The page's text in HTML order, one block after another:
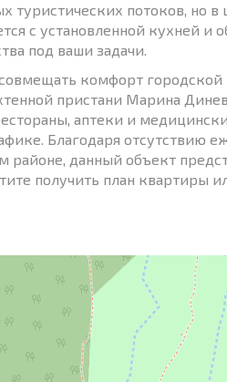
туристических потоков, но в
с установленной кухней и
под ваши задачи.
комфорт
пристани Марина
аптеки и
Благодаря отсутствию
районе, данный объект
получить план квартиры